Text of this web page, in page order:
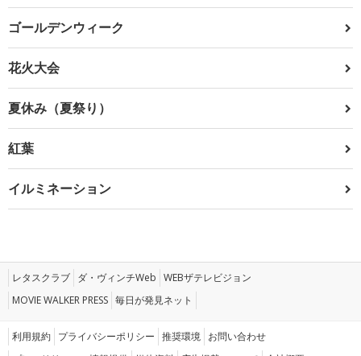
ゴールデンウィーク
花火大会
夏休み（夏祭り）
紅葉
イルミネーション
レタスクラブ ダ・ヴィンチWeb WEBザテレビジョン
MOVIE WALKER PRESS 毎日が発見ネット
利用規約 プライバシーポリシー 推奨環境 お問い合わせ